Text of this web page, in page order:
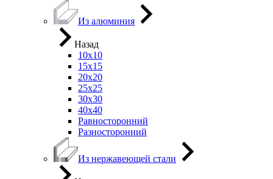
Из алюминия
Назад
10х10
15х15
20х20
25х25
30х30
40х40
Равносторонний
Разносторонний
Из нержавеющей стали